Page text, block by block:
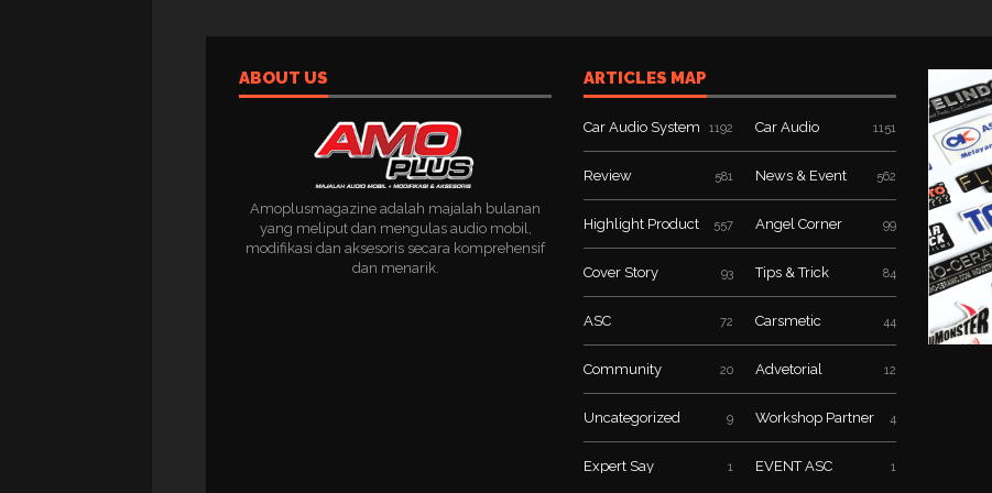
ABOUT US
Amoplusmagazine adalah majalah bulanan
yang meliput dan mengulas audio mobil,
modifikasi dan aksesoris secara komprehensif
dan menarik.
ARTICLES MAP
Car Audio System 1192 Car Audio 1151
Review 581 News & Event 562
Highlight Product 557 Angel Corner 99
Cover Story 93 Tips & Trick 84
ASC 72 Carsmetic 44
Community 20 Advetorial 12
Uncategorized 9 Workshop Partner 4
Expert Say 1 EVENT ASC 1